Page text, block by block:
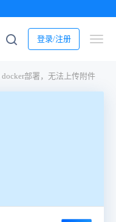
登录/注册
docker部署，无法上传附件